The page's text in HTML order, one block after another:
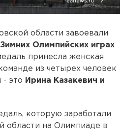
области завоевали
Олимпийских играх
принесла женская
из четырех человек
- это Ирина Казакевич и
которую заработали
области на Олимпиаде в